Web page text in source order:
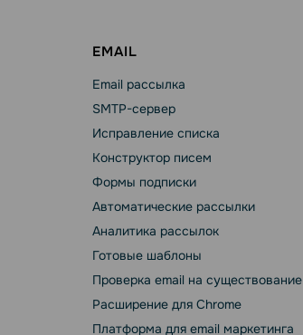
EMAIL
Email рассылка
SMTP-сервер
Исправление списка
Конструктор писем
Формы подписки
Автоматические рассылки
Аналитика рассылок
Готовые шаблоны
Проверка email на существование
Расширение для Chrome
Платформа для email маркетинга